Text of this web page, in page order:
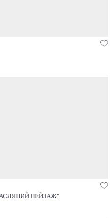
ПЕЙЗАЖ"